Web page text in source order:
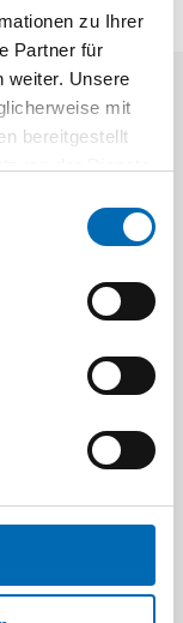
zu Ihrer
Partner für
weiter. Unsere
mit
bereitgestellt
Bit-
Artikel-Nr.